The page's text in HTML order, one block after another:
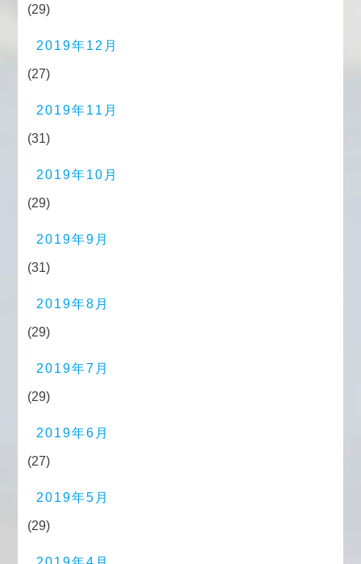
(29)
2019年12月
(27)
2019年11月
(31)
2019年10月
(29)
2019年9月
(31)
2019年8月
(29)
2019年7月
(29)
2019年6月
(27)
2019年5月
(29)